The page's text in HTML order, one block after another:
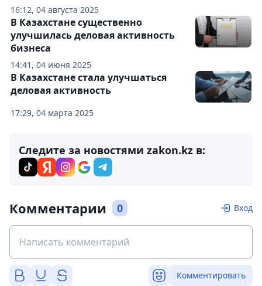
16:12, 04 августа 2025
14:41, 04 июня 2025
В Казахстане существенно
улучшилась деловая активность
бизнеса
17:29, 04 марта 2025
В Казахстане стала улучшаться
деловая активность
Следите за новостями zakon.kz в:
Комментарии 0 Вход
Комментировать